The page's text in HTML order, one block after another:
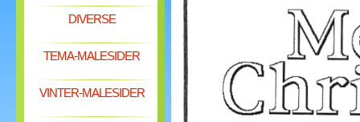
DIVERSE
TEMA-MALESIDER
VINTER-MALESIDER